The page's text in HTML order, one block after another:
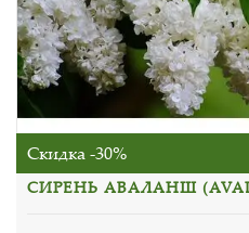
Скидка -30%
СИРЕНЬ АВАЛАНШ